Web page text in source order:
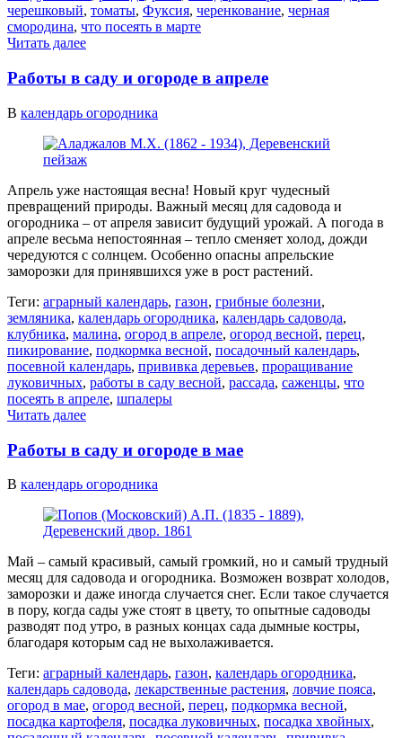
черешковый, томаты, Фуксия, черенкование, черная
смородина, что посеять в марте
Читать далее
Работы в саду и огороде в апреле
В календарь огородника
Апрель уже настоящая весна! Новый круг чудесный
превращений природы. Важный месяц для садовода и
огородника – от апреля зависит будущий урожай. А погода в
апреле весьма непостоянная – тепло сменяет холод, дожди
чередуются с солнцем. Особенно опасны апрельские
заморозки для принявшихся уже в рост растений.
Теги: аграрный календарь, газон, грибные болезни,
земляника, календарь огородника, календарь садовода,
клубника, малина, огород в апреле, огород весной, перец,
пикирование, подкормка весной, посадочный календарь,
посевной календарь, прививка деревьев, проращивание
луковичных, работы в саду весной, рассада, саженцы, что
посеять в апреле, шпалеры
Читать далее
Работы в саду и огороде в мае
В календарь огородника
Май – самый красивый, самый громкий, но и самый трудный
месяц для садовода и огородника. Возможен возврат холодов,
заморозки и даже иногда случается снег. Если такое случается
в пору, когда сады уже стоят в цвету, то опытные садоводы
разводят под утро, в разных концах сада дымные костры,
благодаря которым сад не выхолаживается.
Теги: аграрный календарь, газон, календарь огородника,
календарь садовода, лекарственные растения, ловчие пояса,
огород в мае, огород весной, перец, подкормка весной,
посадка картофеля, посадка луковичных, посадка хвойных,